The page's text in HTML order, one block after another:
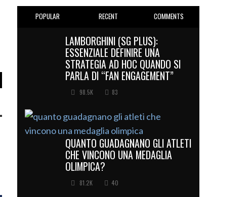
POPULAR RECENT COMMENTS
LAMBORGHINI (SG PLUS):
ESSENZIALE DEFINIRE UNA
STRATEGIA AD HOC QUANDO SI
PARLA DI “FAN ENGAGEMENT”
98.5K 83
QUANTO GUADAGNANO GLI ATLETI
CHE VINCONO UNA MEDAGLIA
OLIMPICA?
81.2K 40